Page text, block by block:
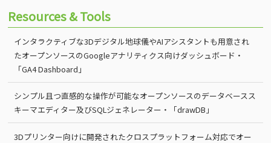
Resources & Tools
インタラクティブな3Dデジタル地球儀やAIアシスタントも用意され
たオープンソースのGoogleアナリティクス向けダッシュボード・
「GA4 Dashboard」
シンプル且つ直感的な操作が可能なオープンソースのデータベースス
キーマエディター及びSQLジェネレーター・「drawDB」
3Dプリンター向けに開発されたクロスプラットフォーム対応でオー